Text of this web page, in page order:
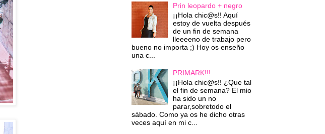
Prin leopardo + negro
¡¡Hola chic@s!! Aquí
estoy de vuelta después
de un fin de semana
lleeeeno de trabajo pero
bueno no importa ;) Hoy os enseño
una c...
PRIMARK!!!
¡¡Hola chic@s!! ¿Que tal
el fin de semana? El mio
ha sido un no
parar,sobretodo el
sábado. Como ya os he dicho otras
veces aquí en mi c...